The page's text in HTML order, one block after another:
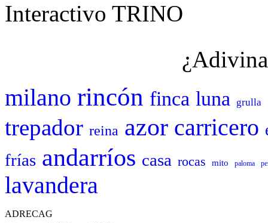
Interactivo TRINO
milano rincón finca luna grulla
trepador reina azor carricero
frías andarríos casa rocas mito paloma
lavandera
ADRECAG